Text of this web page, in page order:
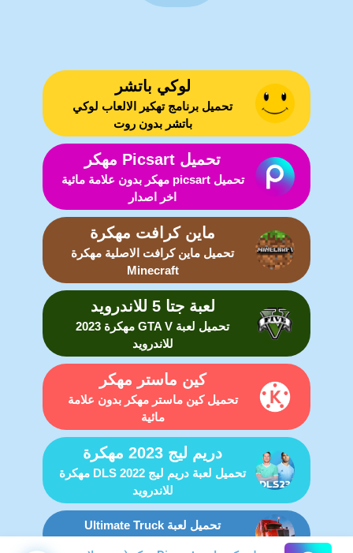
لوكي باتشر
تحميل برنامج تهكير الالعاب لوكي
باتشر بدون روت
تحميل Picsart مهكر
تحميل picsart مهكر بدون علامة مائية
اخر اصدار
ماين كرافت مهكرة
تحميل ماين كرافت الاصلية مهكرة
Minecraft
لعبة جتا 5 للاندرويد
تحميل لعبة GTA V مهكرة 2023
للاندرويد
كين ماستر مهكر
تحميل كين ماستر مهكر بدون علامة
مائية
دريم ليج 2023 مهكرة
تحميل لعبة دريم ليج DLS 2022 مهكرة
للاندرويد
تحميل لعبة Ultimate Truck